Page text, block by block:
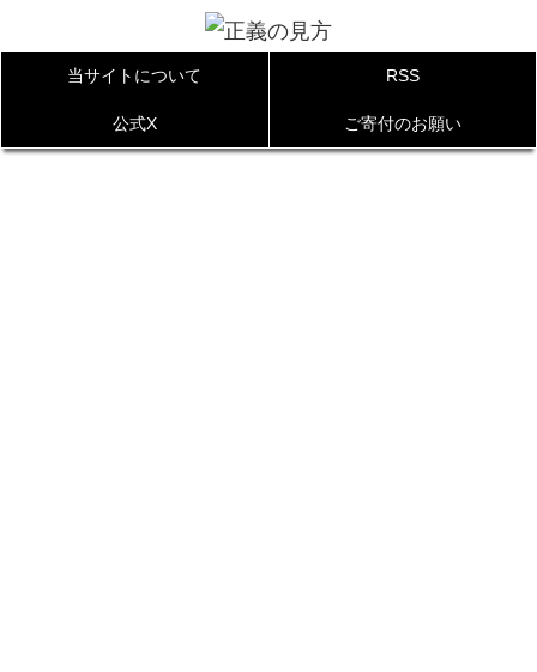
当サイトについて RSS
公式X ご寄付のお願い